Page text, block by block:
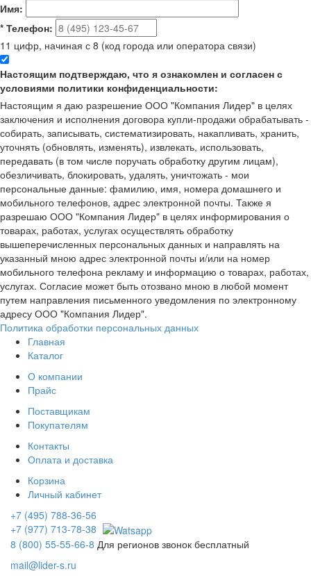
Имя:
* Телефон:
11 цифр, начиная с 8 (код города или оператора связи)
Настоящим подтверждаю, что я ознакомлен и согласен с
условиями политики конфиденциальности:
Настоящим я даю разрешение ООО "Компания Лидер" в целях
заключения и исполнения договора купли-продажи обрабатывать -
собирать, записывать, систематизировать, накапливать, хранить,
уточнять (обновлять, изменять), извлекать, использовать,
передавать (в том числе поручать обработку другим лицам),
обезличивать, блокировать, удалять, уничтожать - мои
персональные данные: фамилию, имя, номера домашнего и
мобильного телефонов, адрес электронной почты. Также я
разрешаю ООО "Компания Лидер" в целях информирования о
товарах, работах, услугах осуществлять обработку
вышеперечисленных персональных данных и направлять на
указанный мною адрес электронной почты и/или на номер
мобильного телефона рекламу и информацию о товарах, работах,
услугах. Согласие может быть отозвано мною в любой момент
путем направления письменного уведомления по электронному
адресу ООО "Компания Лидер".
Политика обработки персональных данных
Главная
Каталог
О компании
Прайс
Поставщикам
Покупателям
Контакты
Оплата и доставка
Корзина
Личный кабинет
+7 (495) 788-36-56
+7 (977) 713-78-38
8 (800) 55-55-66-8 Для регионов звонок бесплатный
mail@lider-s.ru